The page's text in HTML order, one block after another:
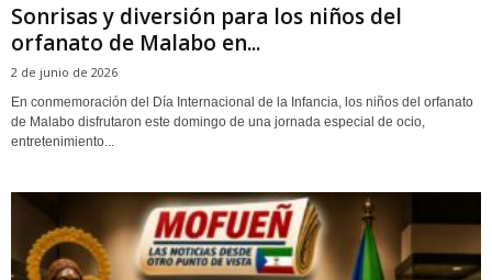
Sonrisas y diversión para los niños del
orfanato de Malabo en...
2 de junio de 2026
En conmemoración del Día Internacional de la Infancia, los niños del orfanato
de Malabo disfrutaron este domingo de una jornada especial de ocio,
entretenimiento...